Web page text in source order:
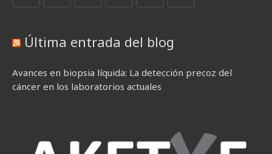
Última entrada del blog
Avances en biopsia líquida: La detección precoz del
cáncer en los laboratorios actuales